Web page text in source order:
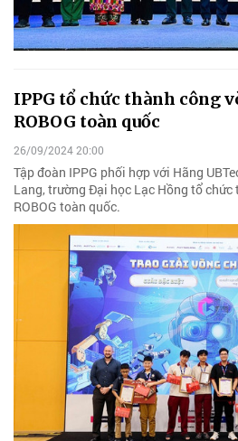
IPPG tổ chức thành công
ROBOG toàn quốc
26/09/2024 20:00
Tập đoàn IPPG phối hợp với Hãng
Lang, trường Đại học Lạc Hồng tổ
ROBOG toàn quốc.